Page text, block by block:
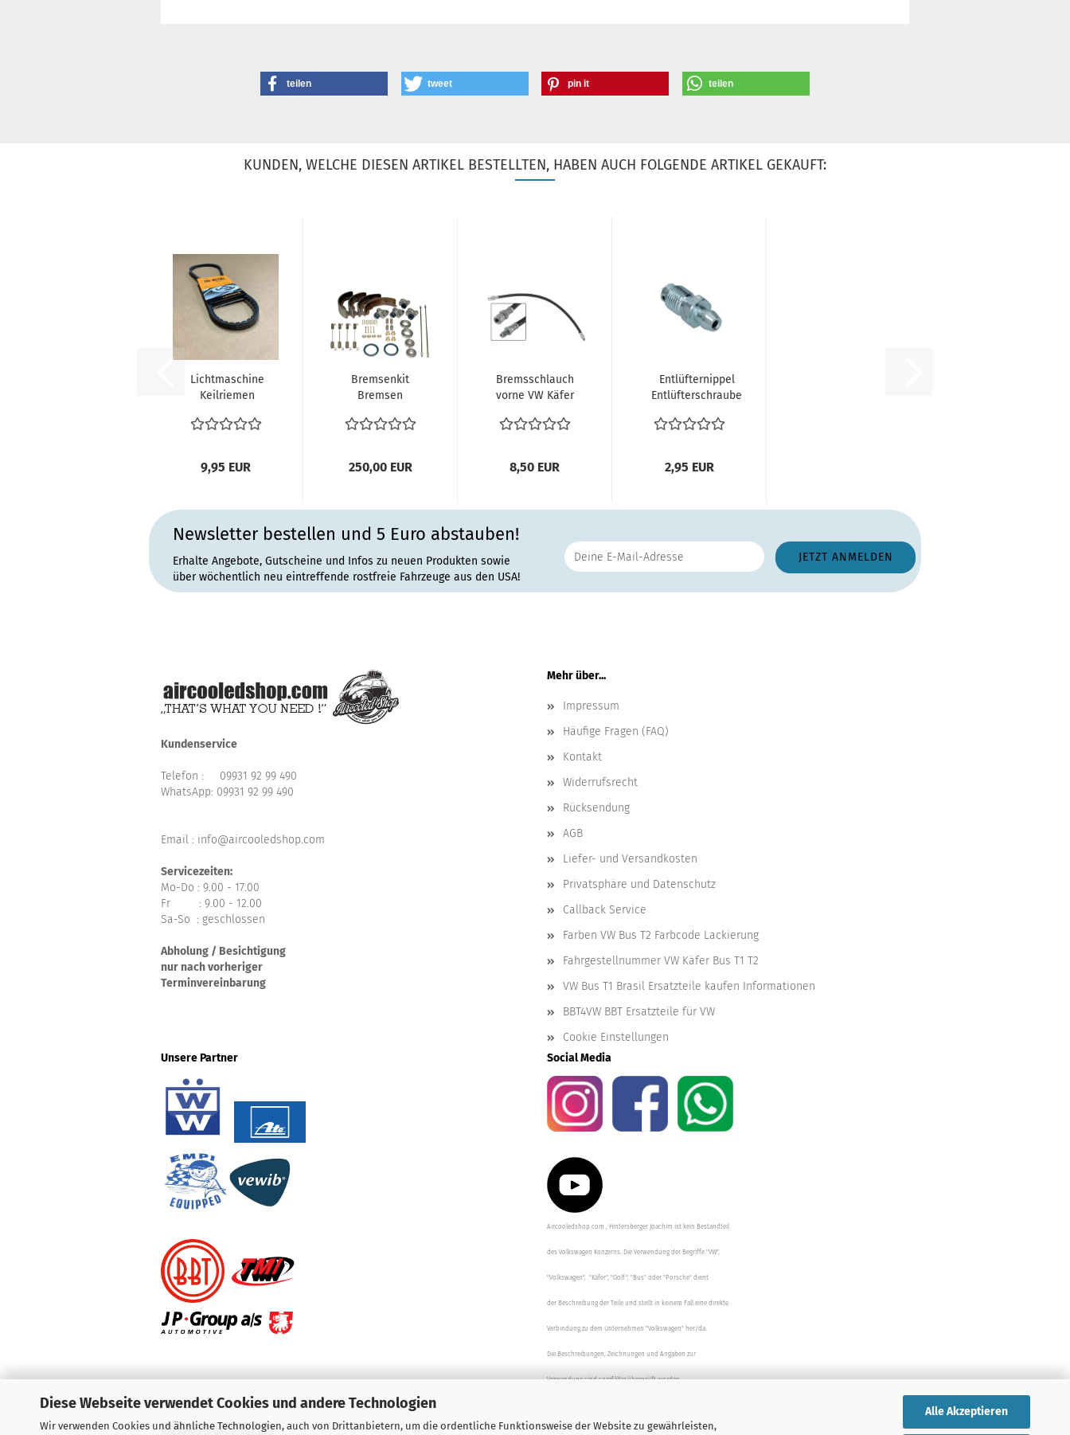
Diese Webseite verwendet Cookies und andere Technologien
Wir verwenden Cookies und ähnliche Technologien, auch von Drittanbietern, um die ordentliche Funktionsweise der Website zu gewährleisten,
Alle Akzeptieren
teilen tweet pin it teilen
KUNDEN, WELCHE DIESEN ARTIKEL BESTELLTEN, HABEN AUCH FOLGENDE ARTIKEL GEKAUFT:
Lichtmaschine
Keilriemen
Continental
9,95 EUR
Bremsenkit
Bremsen
VW Bus T1 T2a
250,00 EUR
Bremsschlauch
vorne VW Käfer
7.66 & VW...
8,50 EUR
Entlüfternippel
Entlüfterschraube
Radbremszylinder...
2,95 EUR
Newsletter bestellen und 5 Euro abstauben!
Erhalte Angebote, Gutscheine und Infos zu neuen Produkten sowie
über wöchentlich neu eintreffende rostfreie Fahrzeuge aus den USA!
Kundenservice
Telefon : 09931 92 99 490
WhatsApp: 09931 92 99 490
Email : info@aircooledshop.com
Servicezeiten:
Mo-Do : 9.00 - 17.00
Fr : 9.00 - 12.00
Sa-So : geschlossen
Abholung / Besichtigung
nur nach vorheriger
Terminvereinbarung
Mehr über...
Impressum
Häufige Fragen (FAQ)
Kontakt
Widerrufsrecht
Rücksendung
AGB
Liefer- und Versandkosten
Privatsphäre und Datenschutz
Callback Service
Farben VW Bus T2 Farbcode Lackierung
Fahrgestellnummer VW Käfer Bus T1 T2
VW Bus T1 Brasil Ersatzteile kaufen Informationen
BBT4VW BBT Ersatzteile für VW
Cookie Einstellungen
Unsere Partner
Social Media
Aircooledshop.com , Hintersberger Joachim ist kein Bestandteil
des Volkswagen Konzerns. Die Verwendung der Begriffe "VW",
"Volkswagen", "Käfer", "Golf", "Bus" oder "Porsche" dient
der Beschreibung der Teile und stellt in keinem Fall eine direkte
Verbindung zu dem Unternehmen "Volkswagen" her/da.
Die Beschreibungen, Zeichnungen und Angaben zur
Verwendung sind sorgfältig überprüft worden.
Vertrag widerrufen